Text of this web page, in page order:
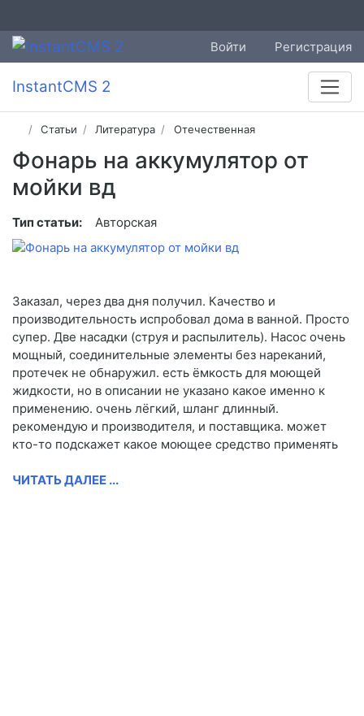
Войти Регистрация
InstantCMS 2
Статьи Литература Отечественная
Фонарь на аккумулятор от
мойки вд
Тип статьи: Авторская
Заказал, через два дня получил. Качество и
производительность испробовал дома в ванной. Просто
супер. Две насадки (струя и распылитель). Насос очень
мощный, соединительные элементы без нареканий,
протечек не обнаружил. есть ёмкость для моющей
жидкости, но в описании не указано какое именно к
применению. очень лёгкий, шланг длинный.
рекомендую и производителя, и поставщика. может
кто-то подскажет какое моющее средство применять
ЧИТАТЬ ДАЛЕЕ ...